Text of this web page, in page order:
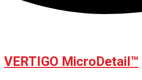
VERTIGO MicroDetail™